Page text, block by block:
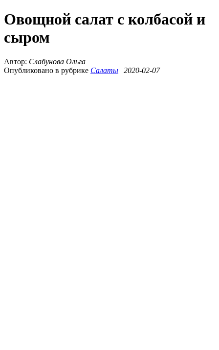
Овощной салат с колбасой и
сыром
Автор: Слабунова Ольга
Опубликовано в рубрике Салаты | 2020-02-07